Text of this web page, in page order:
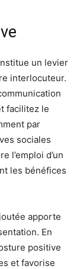
un levier
interlocuteur.
facilitez le
par
sociales
l’emploi d’un
les bénéfices
apporte
En
positive
et favorise